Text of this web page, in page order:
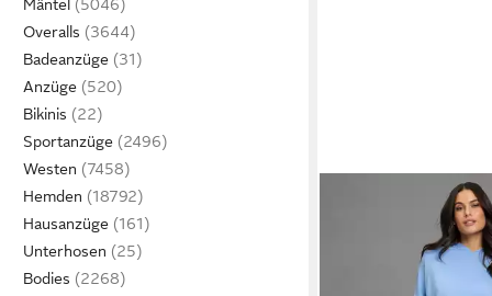
Mäntel
Overalls
Badeanzüge
Anzüge
Bikinis
Sportanzüge
Westen
Hemden
Hausanzüge
Unterhosen
Bodies